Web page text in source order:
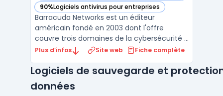
90%Logiciels antivirus pour entreprises
— voir Barracuda Networks dans cette catégorie
Barracuda Networks est un éditeur
américain fondé en 2003 dont l'offre
couvre trois domaines de la cybersécurité :
email security, protection des applications
données. La plateforme BarracudaONE
regroupe l'ensemble des produits sous une
console d'administration unif ...
Plus d’infos Site web Fiche complète
Logiciels de sauvegarde et
données